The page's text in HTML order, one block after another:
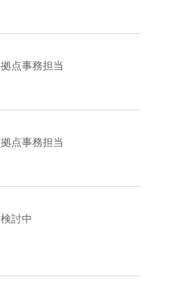
拠点事務担当
拠点事務担当
検討中